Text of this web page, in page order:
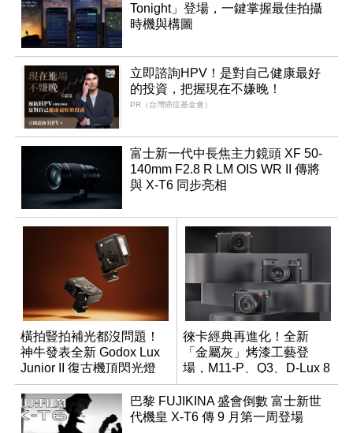
Tonight」登場，一鍵掌握最佳拍攝
時機與構圖
立即諮詢HPV！是對自己健康最好
的投資，把握現在不嫌晚！
PR（台灣癌症基金會）
富士新一代中長焦主力鏡頭 XF 50-
140mm F2.8 R LM OIS WR II 傳將
與 X-T6 同步亮相
橫拍豎拍補光都沒問題！
神牛發表全新 Godox Lux
Junior II 復古機頂閃光燈
徠卡經典再進化！全新
「金屬灰」烤漆工藝登
場，M11-P、Q3、D-Lux 8
領銜換裝
巴黎 FUJIKINA 盛會倒數 富士新世
代機皇 X-T6 傳 9 月第一周登場